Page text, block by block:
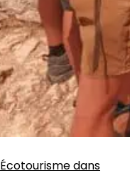
Écotourisme dans